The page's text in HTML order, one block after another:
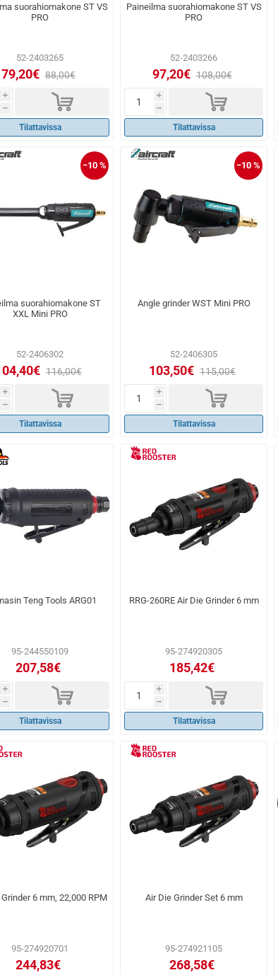
suorahiomakone ST VS
PRO
52-2403265
79,20€ 88,00€
i
h d
Tilattavissa
Paineilma suorahiomakone ST VS
PRO
52-2403266
97,20€ 108,00€
i
h d
Tilattavissa
−10 %
suorahiomakone ST
XXL Mini PRO
52-2406302
116,00€
i
h d
Tilattavissa
−10 %
Angle grinder WST Mini PRO
52-2406305
103,50€ 115,00€
i
h d
Tilattavissa
Teng Tools ARG01
95-244550109
207,58€
i
h d
Tilattavissa
RRG-260RE Air Die Grinder 6 mm
95-274920305
185,42€
i
h d
Tilattavissa
6 mm, 22,000 RPM
95-274920701
244,83€
Air Die Grinder Set 6 mm
95-274921105
268,58€